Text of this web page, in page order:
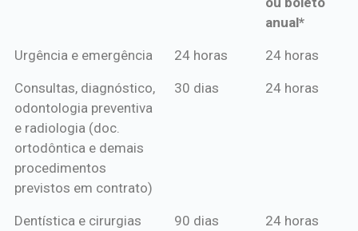
anual*
*Procedimentos Amil
*Pagamento
mensal*
*Pagamento
de crédito
Urgência e emergência 24 horas 24 horas
Consultas, diagnóstico,
odontologia preventiva
e radiologia (doc.
ortodôntica e demais
procedimentos
previstos em contrato)
30 dias 24 horas
Dentística e cirurgias 90 dias 24 horas